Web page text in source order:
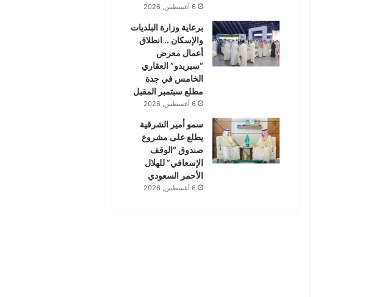
6 أغسطس, 2026
برعاية وزارة البلديات
والإسكان .. انطلاق
أعمال معرض
“سيريدو” العقاري
الخامس في جدة
مطلع سبتمبر المقبل
6 أغسطس, 2026
سمو أمير الشرقية
يطلع على مشروع
صندوق “الوقف
الإسعافي” للهلال
الأحمر السعودي
6 أغسطس, 2026